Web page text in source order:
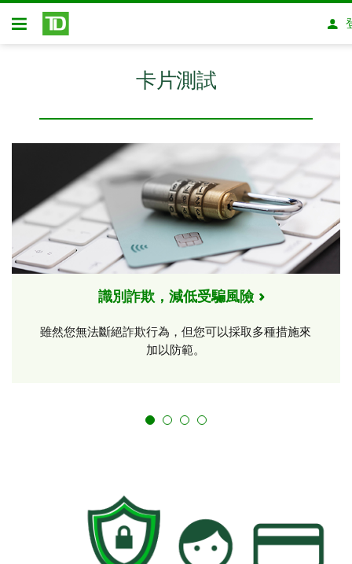
略過進入主要內容
開放式房屋貸款
卡片測試
識別詐欺，減低受騙風險
雖然您無法斷絕詐欺行為，但您可以採取多種措施來
加以防範。